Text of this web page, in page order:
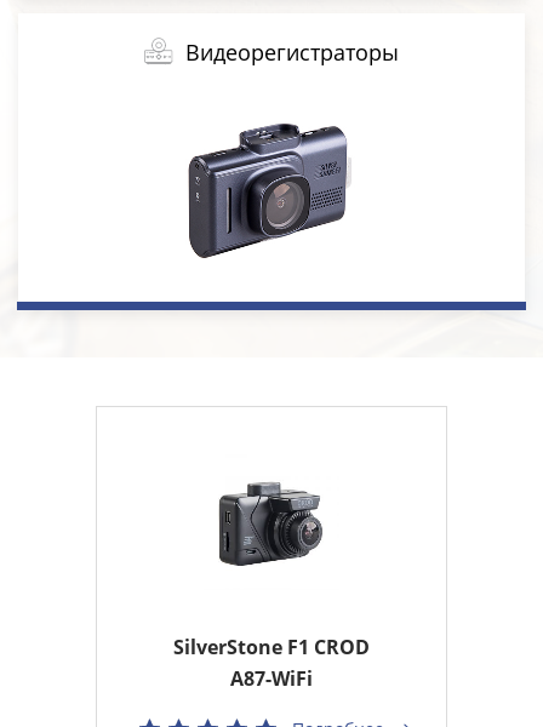
Видеорегистраторы
SilverStone F1 CROD
A87-WiFi